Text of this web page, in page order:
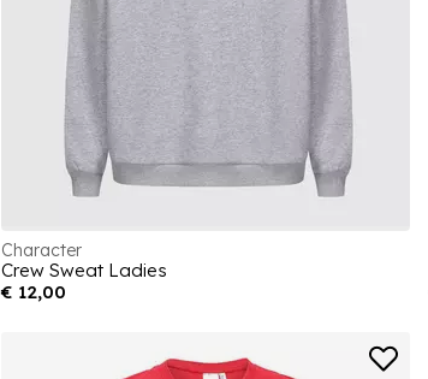
Character
Crew Sweat Ladies
€ 12,00